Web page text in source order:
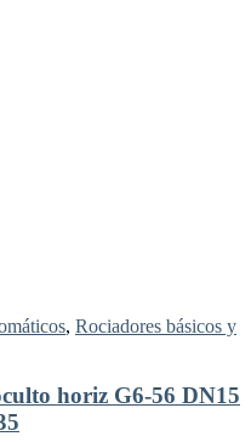
, Rociadores básicos y
horiz G6-56 DN15